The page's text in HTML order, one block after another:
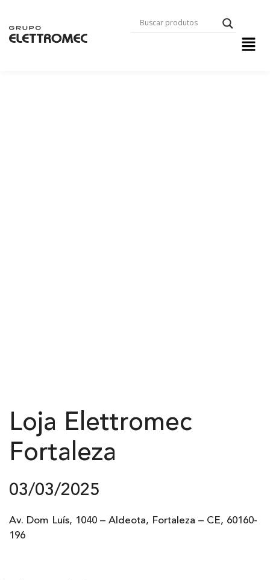
Loja Elettromec
Fortaleza
03/03/2025
Av. Dom Luís, 1040 – Aldeota, Fortaleza – CE, 60160-
196